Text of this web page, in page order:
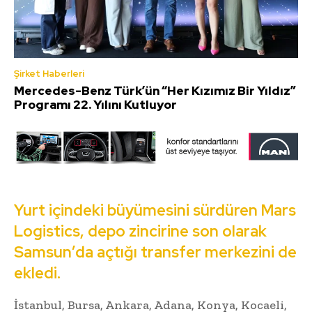
Şirket Haberleri
Mercedes-Benz Türk’ün “Her Kızımız Bir Yıldız”
Programı 22. Yılını Kutluyor
Yurt içindeki büyümesini sürdüren Mars
Logistics, depo zincirine son olarak
Samsun’da açtığı transfer merkezini de
ekledi.
İstanbul, Bursa, Ankara, Adana, Konya, Kocaeli,